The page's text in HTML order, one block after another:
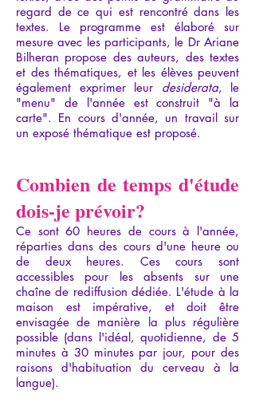
regard de ce qui est rencontré dans les
textes. Le programme est élaboré sur
mesure avec les participants, le Dr Ariane
Bilheran propose des auteurs, des textes
et des thématiques, et les élèves peuvent
également exprimer leur desiderata, le
"menu" de l'année est construit "à la
carte". En cours d'année, un travail sur
un exposé thématique est proposé.
Combien de temps d'étude
dois-je prévoir?
Ce sont 60 heures de cours à l'année,
réparties dans des cours d'une heure ou
de deux heures. Ces cours sont
accessibles pour les absents sur une
chaîne de rediffusion dédiée. L'étude à la
maison est impérative, et doit être
envisagée de manière la plus régulière
possible (dans l'idéal, quotidienne, de 5
minutes à 30 minutes par jour, pour des
raisons d'habituation du cerveau à la
langue).